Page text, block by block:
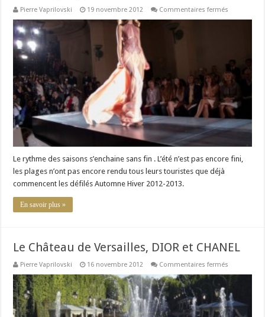
Pierre Vaprilovski 19 novembre 2012 Commentaires fermés
Automne-
Hiver
2012-
2013
:
Dior,
Chanel,
YSL,
Elie
Saab,
Jean
Paul
Gaultier,
Le rythme des saisons s’enchaine sans fin . L’été n’est pas encore fini,
les plages n’ont pas encore rendu tous leurs touristes que déjà
commencent les défilés Automne Hiver 2012-2013.
En savoir plus »
Le Château de Versailles, DIOR et CHANEL
Pierre Vaprilovski 16 novembre 2012 Commentaires fermés
Versailles,
DIOR
et